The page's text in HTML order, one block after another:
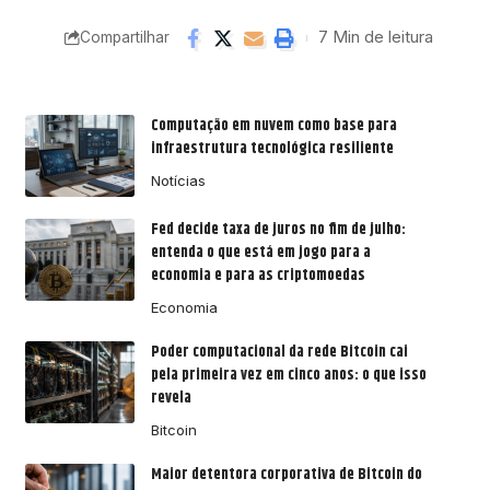
Compartilhar 7 Min de leitura
Computação em nuvem como base para
infraestrutura tecnológica resiliente
Notícias
Fed decide taxa de juros no fim de julho:
entenda o que está em jogo para a
economia e para as criptomoedas
Economia
Poder computacional da rede Bitcoin cai
pela primeira vez em cinco anos: o que isso
revela
Bitcoin
Maior detentora corporativa de Bitcoin do